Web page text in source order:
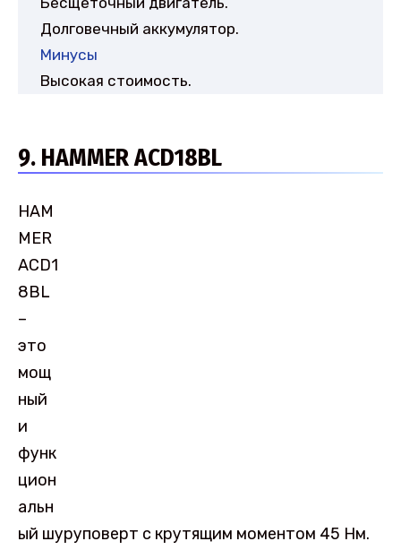
Долговечный аккумулятор.
Минусы
Высокая стоимость.
9. HAMMER ACD18BL
HAM
MER
ACD1
8BL
–
это
мощ
ный
и
функ
цион
альн
ый шуруповерт с крутящим моментом 45 Нм.